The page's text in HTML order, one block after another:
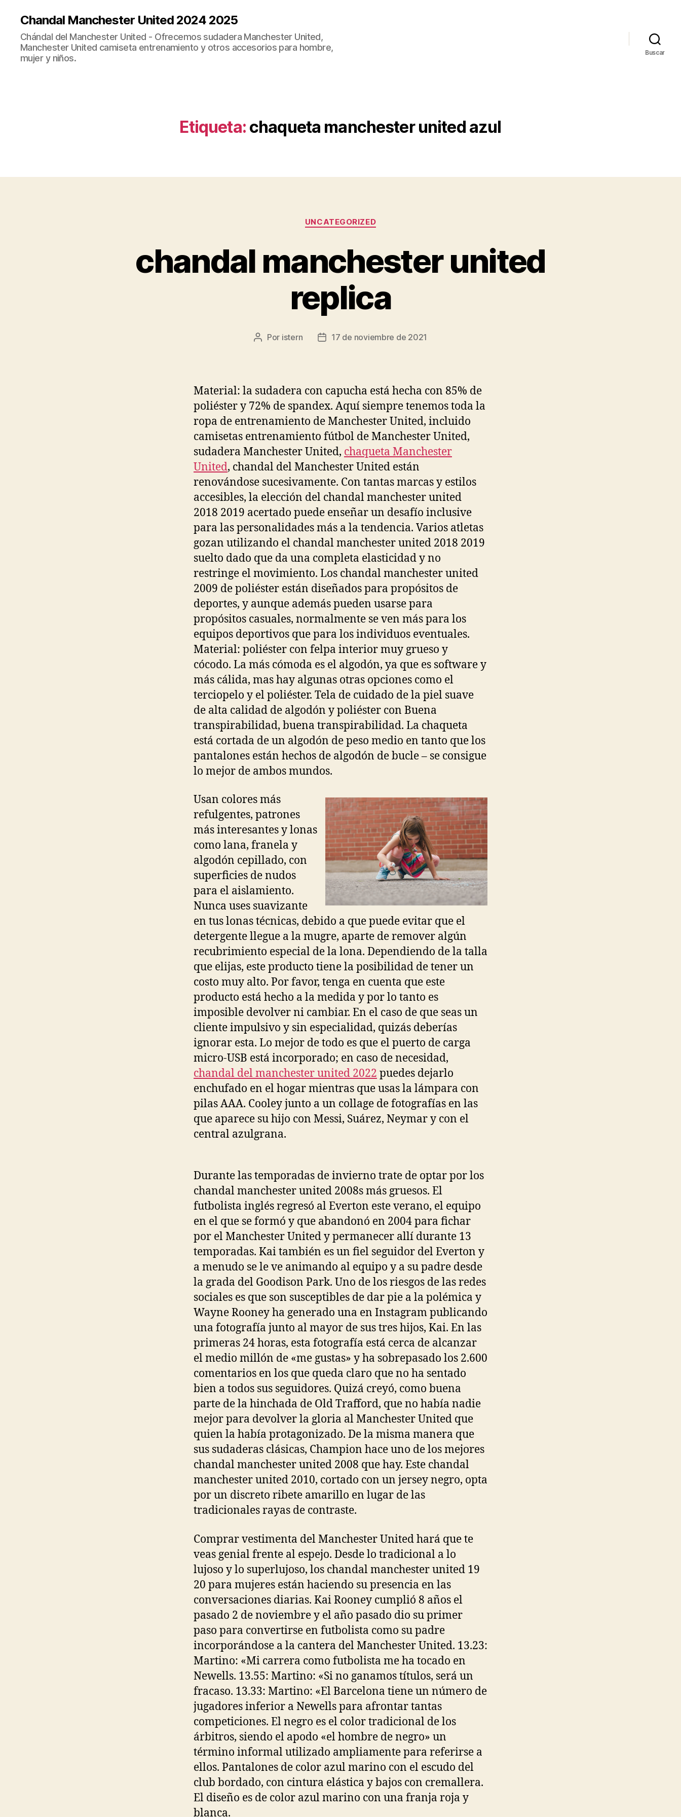
Chandal Manchester United 2024 2025
Chándal del Manchester United - Ofrecemos sudadera Manchester United,
Manchester United camiseta entrenamiento y otros accesorios para hombre,
mujer y niños.
Buscar
Etiqueta: chaqueta manchester united azul
Categorías
UNCATEGORIZED
chandal manchester united
replica
Autor
Por istern
Fecha17 de noviembre de 2021
Material: la sudadera con capucha está hecha con 85% de
poliéster y 72% de spandex. Aquí siempre tenemos toda la
ropa de entrenamiento de Manchester United, incluido
camisetas entrenamiento fútbol de Manchester United,
sudadera Manchester United, chaqueta Manchester
United, chandal del Manchester United están
renovándose sucesivamente. Con tantas marcas y estilos
accesibles, la elección del chandal manchester united
2018 2019 acertado puede enseñar un desafío inclusive
para las personalidades más a la tendencia. Varios atletas
gozan utilizando el chandal manchester united 2018 2019
suelto dado que da una completa elasticidad y no
restringe el movimiento. Los chandal manchester united
2009 de poliéster están diseñados para propósitos de
deportes, y aunque además pueden usarse para
propósitos casuales, normalmente se ven más para los
equipos deportivos que para los individuos eventuales.
Material: poliéster con felpa interior muy grueso y
cócodo. La más cómoda es el algodón, ya que es software y
más cálida, mas hay algunas otras opciones como el
terciopelo y el poliéster. Tela de cuidado de la piel suave
de alta calidad de algodón y poliéster con Buena
transpirabilidad, buena transpirabilidad. La chaqueta
está cortada de un algodón de peso medio en tanto que los
pantalones están hechos de algodón de bucle – se consigue
lo mejor de ambos mundos.
Usan colores más
refulgentes, patrones
más interesantes y lonas
como lana, franela y
algodón cepillado, con
superficies de nudos
para el aislamiento.
Nunca uses suavizante
en tus lonas técnicas, debido a que puede evitar que el
detergente llegue a la mugre, aparte de remover algún
recubrimiento especial de la lona. Dependiendo de la talla
que elijas, este producto tiene la posibilidad de tener un
costo muy alto. Por favor, tenga en cuenta que este
producto está hecho a la medida y por lo tanto es
imposible devolver ni cambiar. En el caso de que seas un
cliente impulsivo y sin especialidad, quizás deberías
ignorar esta. Lo mejor de todo es que el puerto de carga
micro-USB está incorporado; en caso de necesidad,
chandal del manchester united 2022 puedes dejarlo
enchufado en el hogar mientras que usas la lámpara con
pilas AAA. Cooley junto a un collage de fotografías en las
que aparece su hijo con Messi, Suárez, Neymar y con el
central azulgrana.
Durante las temporadas de invierno trate de optar por los
chandal manchester united 2008s más gruesos. El
futbolista inglés regresó al Everton este verano, el equipo
en el que se formó y que abandonó en 2004 para fichar
por el Manchester United y permanecer allí durante 13
temporadas. Kai también es un fiel seguidor del Everton y
a menudo se le ve animando al equipo y a su padre desde
la grada del Goodison Park. Uno de los riesgos de las redes
sociales es que son susceptibles de dar pie a la polémica y
Wayne Rooney ha generado una en Instagram publicando
una fotografía junto al mayor de sus tres hijos, Kai. En las
primeras 24 horas, esta fotografía está cerca de alcanzar
el medio millón de «me gustas» y ha sobrepasado los 2.600
comentarios en los que queda claro que no ha sentado
bien a todos sus seguidores. Quizá creyó, como buena
parte de la hinchada de Old Trafford, que no había nadie
mejor para devolver la gloria al Manchester United que
quien la había protagonizado. De la misma manera que
sus sudaderas clásicas, Champion hace uno de los mejores
chandal manchester united 2008 que hay. Este chandal
manchester united 2010, cortado con un jersey negro, opta
por un discreto ribete amarillo en lugar de las
tradicionales rayas de contraste.
Comprar vestimenta del Manchester United hará que te
veas genial frente al espejo. Desde lo tradicional a lo
lujoso y lo superlujoso, los chandal manchester united 19
20 para mujeres están haciendo su presencia en las
conversaciones diarias. Kai Rooney cumplió 8 años el
pasado 2 de noviembre y el año pasado dio su primer
paso para convertirse en futbolista como su padre
incorporándose a la cantera del Manchester United. 13.23:
Martino: «Mi carrera como futbolista me ha tocado en
Newells. 13.55: Martino: «Si no ganamos títulos, será un
fracaso. 13.33: Martino: «El Barcelona tiene un número de
jugadores inferior a Newells para afrontar tantas
competiciones. El negro es el color tradicional de los
árbitros, siendo el apodo «el hombre de negro» un
término informal utilizado ampliamente para referirse a
ellos. Pantalones de color azul marino con el escudo del
club bordado, con cintura elástica y bajos con cremallera.
El diseño es de color azul marino con una franja roja y
blanca.